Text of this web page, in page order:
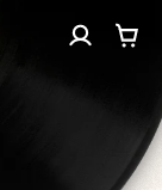
グ
イ
ー